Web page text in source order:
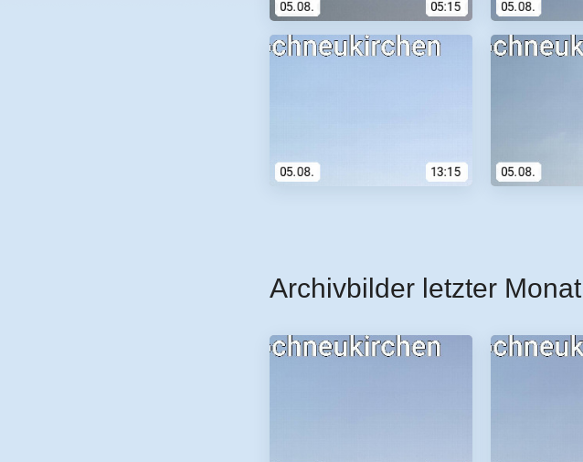
Archivbilder letzter Monat